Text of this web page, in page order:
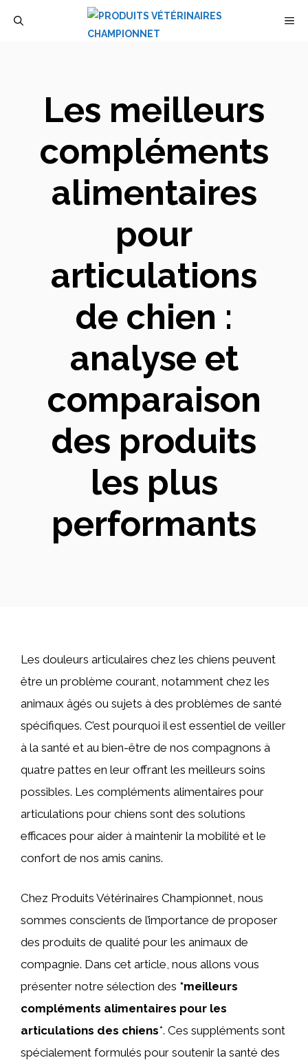
Les meilleurs
compléments
alimentaires
pour
articulations
de chien :
analyse et
comparaison
des produits
les plus
performants
Les douleurs articulaires chez les chiens peuvent
être un problème courant, notamment chez les
animaux âgés ou sujets à des problèmes de santé
spécifiques. C’est pourquoi il est essentiel de veiller
à la santé et au bien-être de nos compagnons à
quatre pattes en leur offrant les meilleurs soins
possibles. Les compléments alimentaires pour
articulations pour chiens sont des solutions
efficaces pour aider à maintenir la mobilité et le
confort de nos amis canins.
Chez Produits Vétérinaires Championnet, nous
sommes conscients de l’importance de proposer
des produits de qualité pour les animaux de
compagnie. Dans cet article, nous allons vous
présenter notre sélection des *meilleurs
compléments alimentaires pour les
articulations des chiens*. Ces suppléments sont
spécialement formulés pour soutenir la santé des